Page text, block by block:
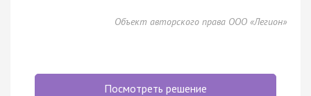
Объект авторского права ООО «Легион»
Посмотреть решение